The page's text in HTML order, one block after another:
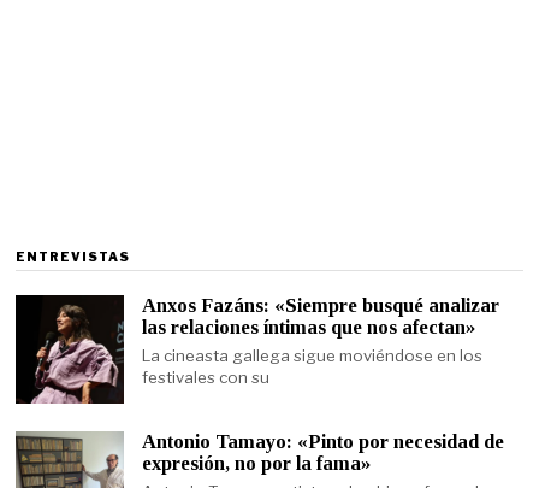
ENTREVISTAS
Anxos Fazáns: «Siempre busqué analizar
las relaciones íntimas que nos afectan»
La cineasta gallega sigue moviéndose en los
festivales con su
Antonio Tamayo: «Pinto por necesidad de
expresión, no por la fama»